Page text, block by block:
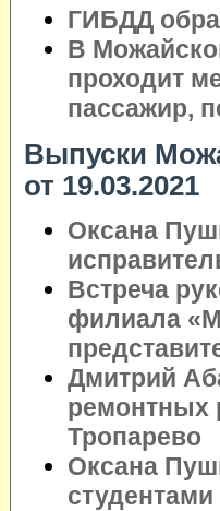
ГИБДД
В
проходит
пассажир,
Выпуски
от 19.03.2021
Оксана
Встреча
филиала
Дмитрий
ремонтных
Тропарево
Оксана